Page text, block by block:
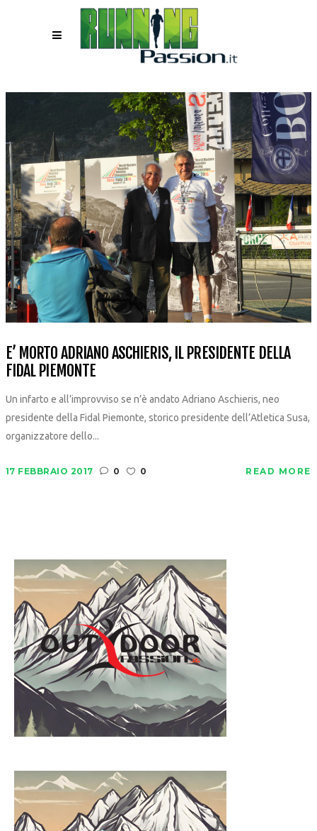
E’ MORTO ADRIANO ASCHIERIS, IL PRESIDENTE DELLA
FIDAL PIEMONTE
Un infarto e all’improvviso se n’è andato Adriano Aschieris, neo
presidente della Fidal Piemonte, storico presidente dell’Atletica Susa,
organizzatore dello...
17 FEBBRAIO 2017 0 0 READ MORE